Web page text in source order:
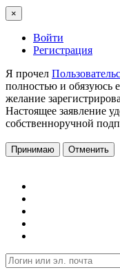
×
Войти
Регистрация
Я прочел
полностью и обязуюсь
желание
Настоящее заявление
собственноручной
Принимаю Отменить